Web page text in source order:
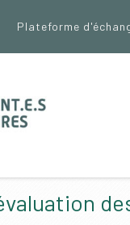
Plateforme